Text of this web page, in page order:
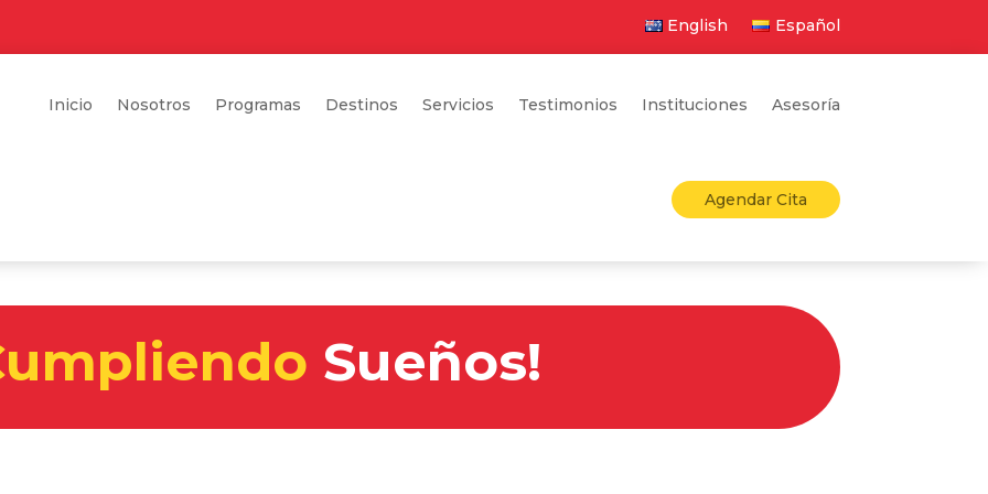
English Español
Inicio Nosotros Programas Destinos Servicios Testimonios Instituciones Asesoría
Agendar Cita
Sueños!